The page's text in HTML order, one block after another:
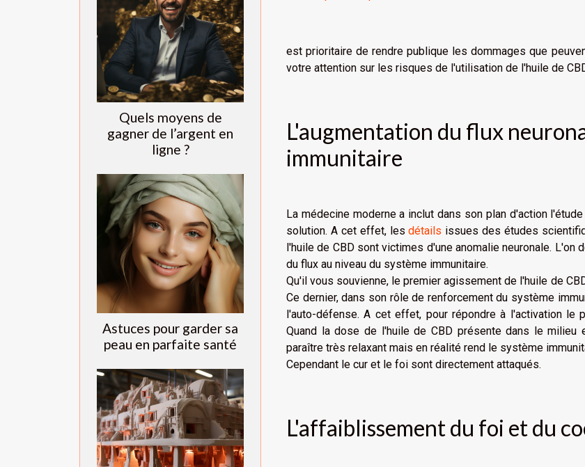
Quels moyens de
gagner de l’argent en
ligne ?
Astuces pour garder sa
peau en parfaite santé
est prioritaire de rendre publique les dommages que
votre attention sur les risques de l'utilisation de l'huile de
L'augmentation du flux
immunitaire
La médecine moderne a inclut dans son plan d'action
solution. A cet effet, lesdétails issues des études
l'huile de CBD sont victimes d'une anomalie neuronale.
du flux au niveau du système immunitaire.
Qu'il vous souvienne, le premier agissement de l'huile de
Ce dernier, dans son rôle de renforcement du système
l'auto-défense. A cet effet, pour répondre à l'activation
Quand la dose de l'huile de CBD présente dans le
paraître très relaxant mais en réalité rend le système
Cependant le cur et le foi sont directement attaqués.
L'affaiblissement du foi et du